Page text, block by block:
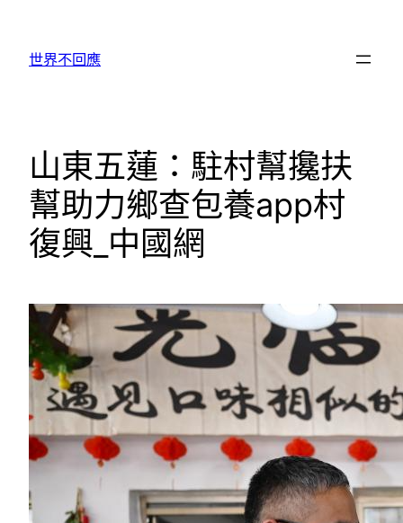
世界不回應
山東五蓮：駐村幫攙扶
幫助力鄉查包養app村
復興_中國網